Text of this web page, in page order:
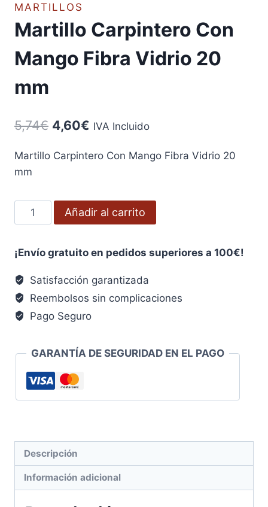
MARTILLOS
Martillo Carpintero Con
Mango Fibra Vidrio 20
mm
5,74€ El
original
5,74€.
4,60€ El
actual
4,60€.
IVA Incluido
Martillo Carpintero Con Mango Fibra Vidrio 20
mm
Martillo
Carpintero
Mango
Fibra
Vidrio
20
mm
Añadir al carrito
¡Envío gratuito en pedidos superiores a 100€!
Satisfacción garantizada
Reembolsos sin complicaciones
Pago Seguro
GARANTÍA DE SEGURIDAD EN EL PAGO
Descripción
Información adicional